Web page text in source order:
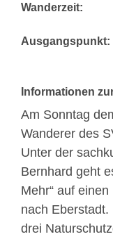
Wanderzeit:
Ausgangspunkt:
Informationen
Am Sonntag
Wanderer des
Unter der
Bernhard geht
Mehr“ auf
nach
drei